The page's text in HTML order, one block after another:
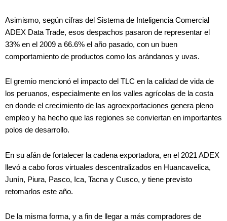
Asimismo, según cifras del Sistema de Inteligencia Comercial
ADEX Data Trade, esos despachos pasaron de representar el
33% en el 2009 a 66.6% el año pasado, con un buen
comportamiento de productos como los arándanos y uvas.
El gremio mencionó el impacto del TLC en la calidad de vida de
los peruanos, especialmente en los valles agrícolas de la costa
en donde el crecimiento de las agroexportaciones genera pleno
empleo y ha hecho que las regiones se conviertan en importantes
polos de desarrollo.
En su afán de fortalecer la cadena exportadora, en el 2021 ADEX
llevó a cabo foros virtuales descentralizados en Huancavelica,
Junín, Piura, Pasco, Ica, Tacna y Cusco, y tiene previsto
retomarlos este año.
De la misma forma, y a fin de llegar a más compradores de